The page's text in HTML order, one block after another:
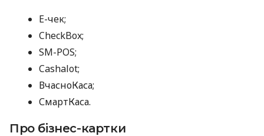
E-чек;
CheckBox;
SM-POS;
Cashalot;
ВчасноКаса;
СмартКаса.
Про бізнес-картки